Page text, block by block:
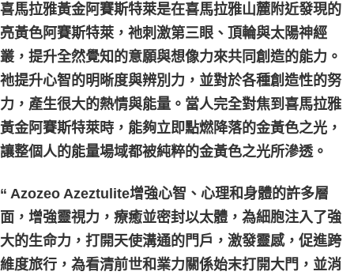
喜馬拉雅黃金阿賽斯特萊是在喜馬拉雅山麓附近發現的
亮黃色阿賽斯特萊，祂刺激第三眼、頂輪與太陽神經
叢，提升全然覺知的意願與想像力來共同創造的能力。
祂提升心智的明晰度與辨別力，並對於各種創造性的努
力，產生很大的熱情與能量。當人完全對焦到喜馬拉雅
黃金阿賽斯特萊時，能夠立即點燃降落的金黃色之光，
讓整個人的能量場域都被純粹的金黃色之光所滲透。
“ Azozeo Azeztulite增強心智、心理和身體的許多層
面，增強靈視力，療癒並密封以太體，為細胞注入了強
大的生命力，打開天使溝通的門戶，激發靈感，促進跨
維度旅行，為看清前世和業力關係始末打開大門，並消